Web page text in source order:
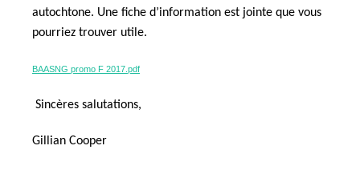
autochtone. Une fiche d’information est jointe que vous
pourriez trouver utile.
BAASNG promo F 2017.pdf
Sincères salutations,
Gillian Cooper